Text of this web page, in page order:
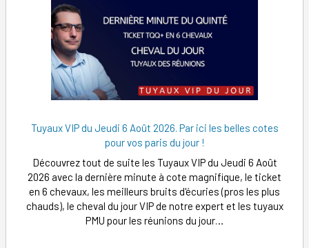
Tuyaux VIP du Jeudi 6 Août 2026. Par ici les belles cotes
pour vos paris du jour !
Découvrez tout de suite les Tuyaux VIP du Jeudi 6 Août
2026 avec la dernière minute à cote magnifique, le ticket
en 6 chevaux, les meilleurs bruits d'écuries (pros les plus
chauds), le cheval du jour VIP de notre expert et les tuyaux
PMU pour les réunions du jour…